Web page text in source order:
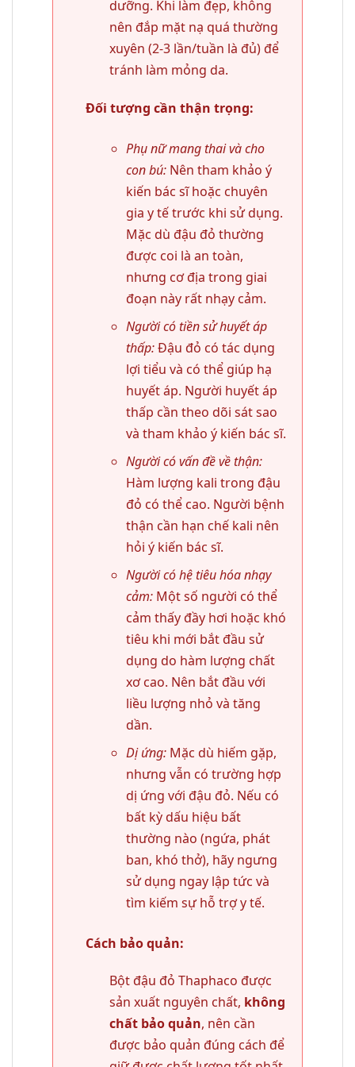
dưỡng. Khi làm đẹp, không
nên đắp mặt nạ quá thường
xuyên (2-3 lần/tuần là đủ) để
tránh làm mỏng da.
Đối tượng cần thận trọng:
Phụ nữ mang thai và cho
con bú:Nên tham khảo ý
kiến bác sĩ hoặc chuyên
gia y tế trước khi sử dụng.
Mặc dù đậu đỏ thường
được coi là an toàn,
nhưng cơ địa trong giai
đoạn này rất nhạy cảm.
Người có tiền sử huyết áp
thấp:Đậu đỏ có tác dụng
lợi tiểu và có thể giúp hạ
huyết áp. Người huyết áp
thấp cần theo dõi sát sao
và tham khảo ý kiến bác sĩ.
Người có vấn đề về thận:
Hàm lượng kali trong đậu
đỏ có thể cao. Người bệnh
thận cần hạn chế kali nên
hỏi ý kiến bác sĩ.
Người có hệ tiêu hóa nhạy
cảm:Một số người có thể
cảm thấy đầy hơi hoặc khó
tiêu khi mới bắt đầu sử
dụng do hàm lượng chất
xơ cao. Nên bắt đầu với
liều lượng nhỏ và tăng
dần.
Dị ứng:Mặc dù hiếm gặp,
nhưng vẫn có trường hợp
dị ứng với đậu đỏ. Nếu có
bất kỳ dấu hiệu bất
thường nào (ngứa, phát
ban, khó thở), hãy ngưng
sử dụng ngay lập tức và
tìm kiếm sự hỗ trợ y tế.
Cách bảo quản:
Bột đậu đỏ Thaphaco được
sản xuất nguyên chất, không
chất bảo quản, nên cần
được bảo quản đúng cách để